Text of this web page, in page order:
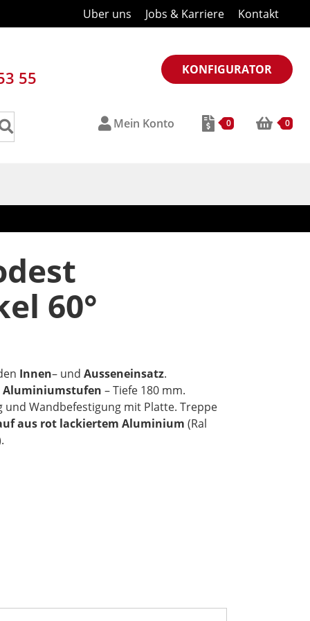
Uber uns Jobs & Karriere Kontakt
55 KONFIGURATOR
Mein Konto 0 0
60°
Innen– und Ausseneinsatz.
Aluminiumstufen – Tiefe 180 mm.
und Wandbefestigung mit Platte. Treppe
aus rot lackiertem Aluminium (Ral